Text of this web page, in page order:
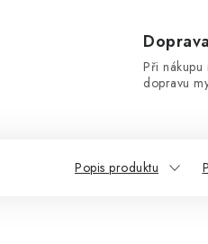
Při
dopravu
Popis produktu